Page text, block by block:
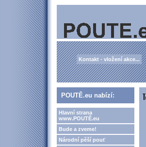
Kontakt - vložení akce...
POUTĚ.eu nabízí:
Hlavní strana
www.POUTĚ.eu
Bude a zveme!
Národní pěší pouť